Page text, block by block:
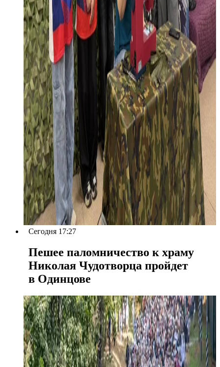
Сегодня 17:27
Пешее паломничество к храму
Николая Чудотворца пройдет
в Одинцове